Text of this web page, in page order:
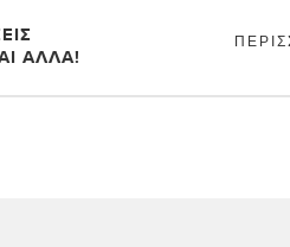
ΆΛΛΑ!